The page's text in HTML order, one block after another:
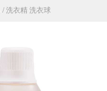
/ 洗衣精 洗衣球